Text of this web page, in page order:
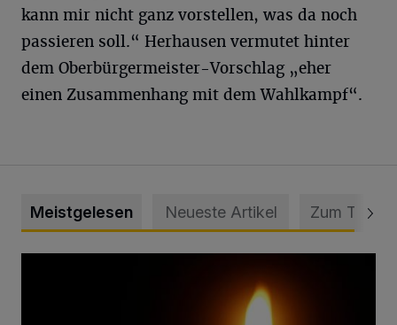
kann mir nicht ganz vorstellen, was da noch
passieren soll.“ Herhausen vermutet hinter
dem Oberbürgermeister-Vorschlag „eher
einen Zusammenhang mit dem Wahlkampf“.
Meistgelesen Neueste Artikel Zum Thema